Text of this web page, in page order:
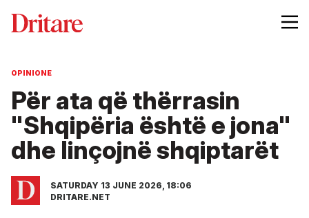
OPINIONE
Për ata që thërrasin
"Shqipëria është e jona"
dhe linçojnë shqiptarët
SATURDAY 13 JUNE 2026, 18:06
DRITARE.NET